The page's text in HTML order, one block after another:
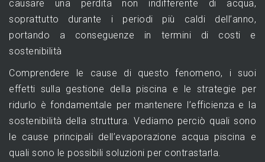
causare una perdita non indifferente di acqua,
soprattutto durante i periodi più caldi dell’anno,
portando a conseguenze in termini di costi e
sostenibilità
Comprendere le cause di questo fenomeno, i suoi
effetti sulla gestione della piscina e le strategie per
ridurlo è fondamentale per mantenere l’efficienza e la
sostenibilità della struttura. Vediamo perciò quali sono
le cause principali dell’evaporazione acqua piscina e
quali sono le possibili soluzioni per contrastarla.